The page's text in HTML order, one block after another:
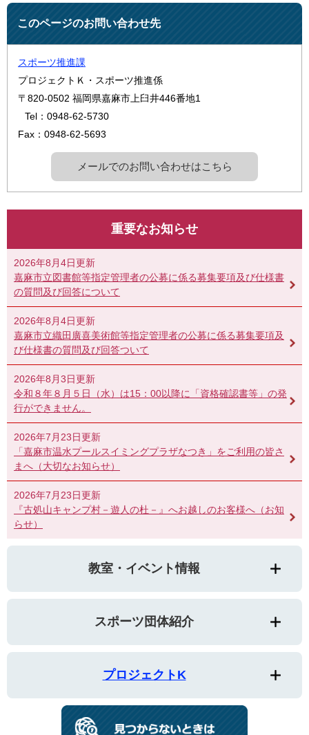
このページのお問い合わせ先
スポーツ推進課
プロジェクトＫ・スポーツ推進係
〒820-0502 福岡県嘉麻市上臼井446番地1
Tel：0948-62-5730
Fax：0948-62-5693
メールでのお問い合わせはこちら
重要なお知らせ
2026年8月4日更新
嘉麻市立図書館等指定管理者の公募に係る募集要項及び仕様書
の質問及び回答について
2026年8月4日更新
嘉麻市立織田廣喜美術館等指定管理者の公募に係る募集要項及
び仕様書の質問及び回答ついて
2026年8月3日更新
令和８年８月５日（水）は15：00以降に「資格確認書等」の発
行ができません。
2026年7月23日更新
「嘉麻市温水プールスイミングプラザなつき」をご利用の皆さ
まへ（大切なお知らせ）
2026年7月23日更新
『古処山キャンプ村－遊人の杜－』へお越しのお客様へ（お知
らせ）
教室・イベント情報
スポーツ団体紹介
プロジェクトK